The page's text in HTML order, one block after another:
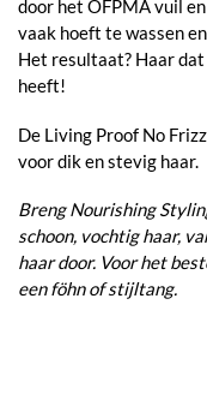
door het OFPMA vuil
vaak hoeft te wassen
Het resultaat? Haar
heeft!
De Living Proof No
voor dik en stevig haar.
Breng Nourishing
schoon, vochtig haar,
haar door. Voor het
een föhn of stijltang.